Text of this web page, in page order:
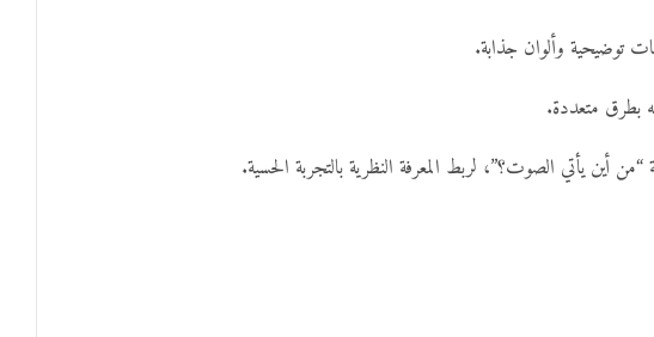
توضيحية وألوان جذابة.
أين يأتي الصوت؟”، لربط المعرفة النظرية بالتجربة الحسية.